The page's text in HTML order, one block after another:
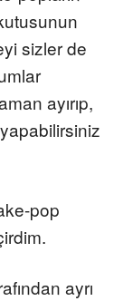
sizler de
ayırıp,
pop
ayrı